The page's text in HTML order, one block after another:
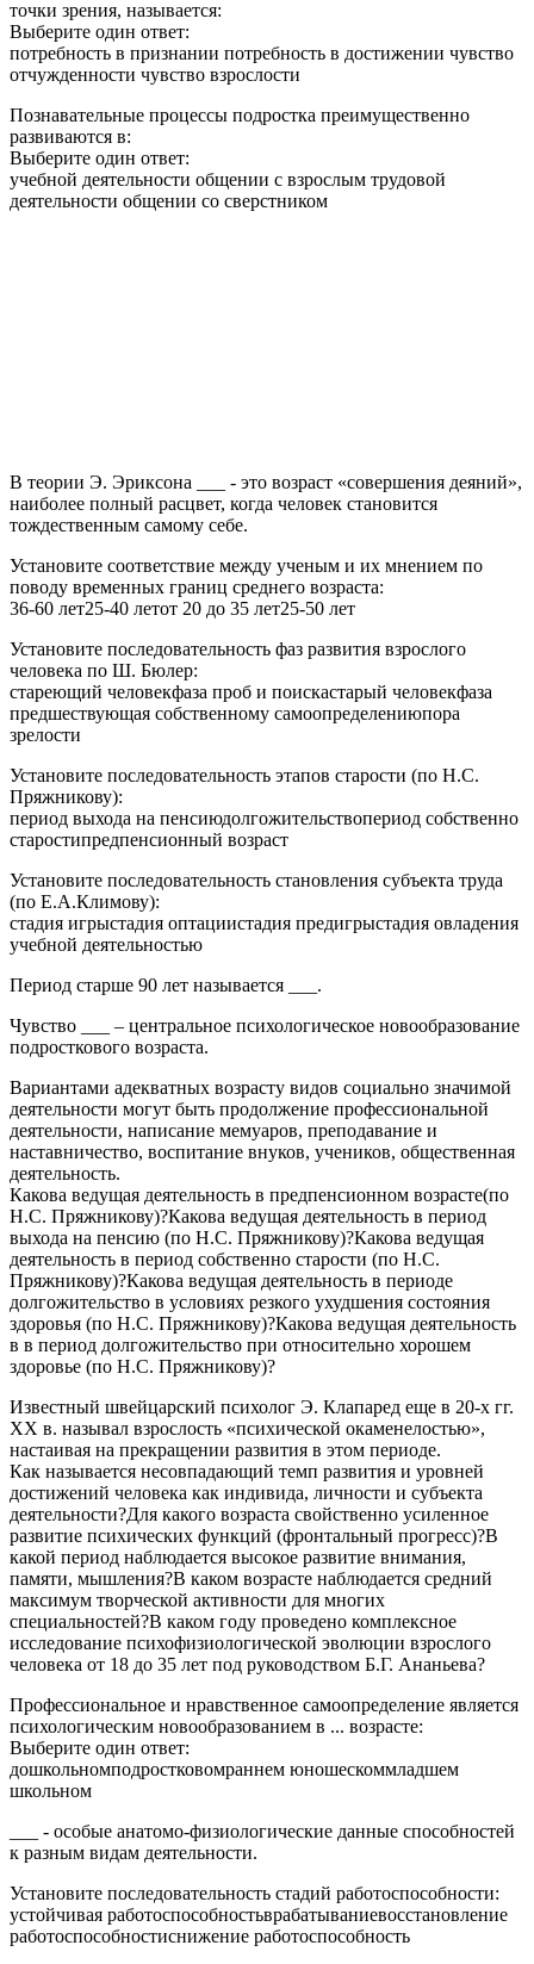
точки зрения, называется:
Выберите один ответ:
потребность в признании потребность в достижении чувство
отчужденности чувство взрослости
Познавательные процессы подростка преимущественно
развиваются в:
Выберите один ответ:
учебной деятельности общении с взрослым трудовой
деятельности общении со сверстником
В теории Э. Эриксона ___ - это возраст «совершения деяний»,
наиболее полный расцвет, когда человек становится
тождественным самому себе.
Установите соответствие между ученым и их мнением по
поводу временных границ среднего возраста:
36-60 лет25-40 летот 20 до 35 лет25-50 лет
Установите последовательность фаз развития взрослого
человека по Ш. Бюлер:
стареющий человекфаза проб и поискастарый человекфаза
предшествующая собственному самоопределениюпора
зрелости
Установите последовательность этапов старости (по Н.С.
Пряжникову):
период выхода на пенсиюдолгожительствопериод собственно
старостипредпенсионный возраст
Установите последовательность становления субъекта труда
(по Е.А.Климову):
стадия игрыстадия оптациистадия предигрыстадия овладения
учебной деятельностью
Период старше 90 лет называется ___.
Чувство ___ – центральное психологическое новообразование
подросткового возраста.
Вариантами адекватных возрасту видов социально значимой
деятельности могут быть продолжение профессиональной
деятельности, написание мемуаров, преподавание и
наставничество, воспитание внуков, учеников, общественная
деятельность.
Какова ведущая деятельность в предпенсионном возрасте(по
Н.С. Пряжникову)?Какова ведущая деятельность в период
выхода на пенсию (по Н.С. Пряжникову)?Какова ведущая
деятельность в период собственно старости (по Н.С.
Пряжникову)?Какова ведущая деятельность в периоде
долгожительство в условиях резкого ухудшения состояния
здоровья (по Н.С. Пряжникову)?Какова ведущая деятельность
в в период долгожительство при относительно хорошем
здоровье (по Н.С. Пряжникову)?
Известный швейцарский психолог Э. Клапаред еще в 20-х гг.
XX в. называл взрослость «психической окаменелостью»,
настаивая на прекращении развития в этом периоде.
Как называется несовпадающий темп развития и уровней
достижений человека как индивида, личности и субъекта
деятельности?Для какого возраста свойственно усиленное
развитие психических функций (фронтальный прогресс)?В
какой период наблюдается высокое развитие внимания,
памяти, мышления?В каком возрасте наблюдается средний
максимум творческой активности для многих
специальностей?В каком году проведено комплексное
исследование психофизиологической эволюции взрослого
человека от 18 до 35 лет под руководством Б.Г. Ананьева?
Профессиональное и нравственное самоопределение является
психологическим новообразованием в ... возрасте:
Выберите один ответ:
дошкольномподростковомраннем юношескоммладшем
школьном
___ - особые анатомо-физиологические данные способностей
к разным видам деятельности.
Установите последовательность стадий работоспособности:
устойчивая работоспособностьврабатываниевосстановление
работоспособностиснижение работоспособность